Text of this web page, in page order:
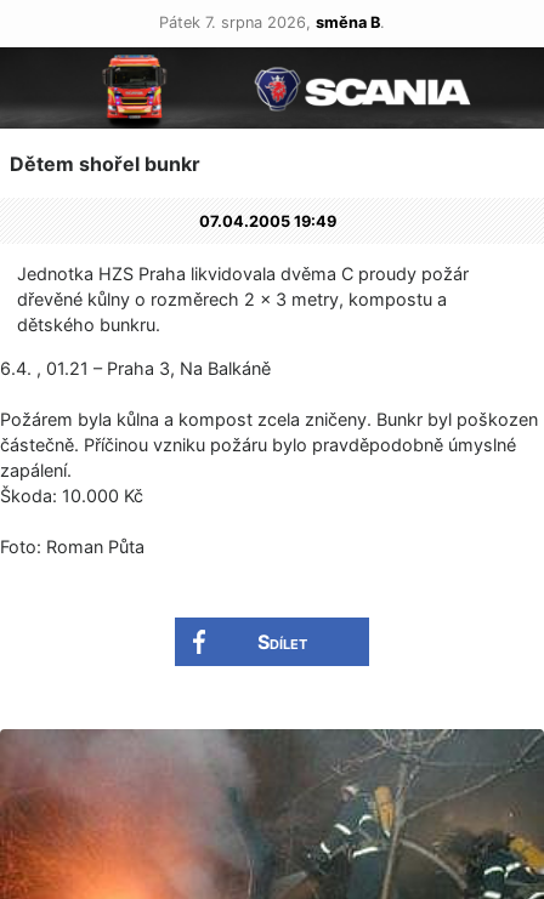
Pátek 7. srpna 2026, směna B.
Dětem shořel bunkr
07.04.2005 19:49
Jednotka HZS Praha likvidovala dvěma C proudy požár
dřevěné kůlny o rozměrech 2 × 3 metry, kompostu a
dětského bunkru.
6.4. , 01.21 – Praha 3, Na Balkáně
Požárem byla kůlna a kompost zcela zničeny. Bunkr byl poškozen
částečně. Příčinou vzniku požáru bylo pravděpodobně úmyslné
zapálení.
Škoda: 10.000 Kč
Foto: Roman Půta
Sdílet